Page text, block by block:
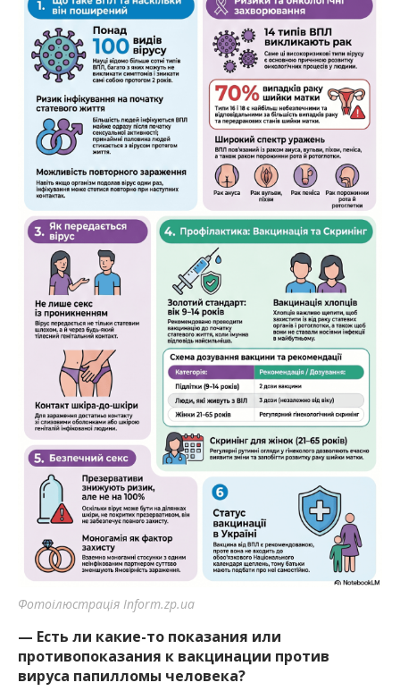
Фотоілюстрація Inform.zp.ua
— Есть ли какие-то показания или
противопоказания к вакцинации против
вируса папилломы человека?